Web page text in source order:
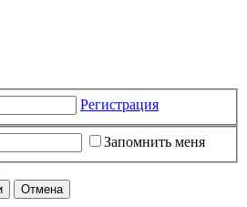
Регистрация
Запомнить меня
Отмена